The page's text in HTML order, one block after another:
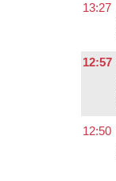
13:27
12:57
12:50